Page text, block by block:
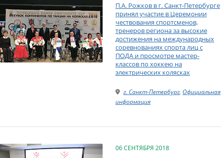
П.А. Рожков в г. Санкт-Петербурге
принял участие в Церемонии
чествования спортсменов,
тренеров региона за высокие
достижения на международных
соревнованиях спорта лиц с
ПОДА и просмотре мастер-
классов по хоккею на
электрических колясках
г. Санкт-Петербург, Официальная
информация
06 СЕНТЯБРЯ 2018